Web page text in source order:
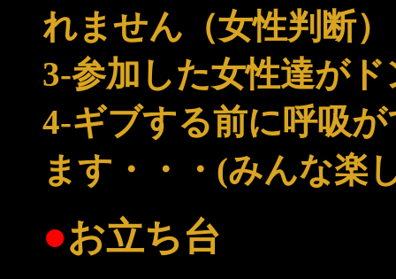
れません（女性判断）
3-参加した女性達が
4-ギブする前に呼吸
ます・・・(みんな楽
●お立ち台